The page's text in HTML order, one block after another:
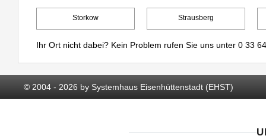
Storkow Strausberg
Ihr Ort nicht dabei? Kein Problem rufen Sie uns unter 0 33
© 2004 - 2026 by Systemhaus Eisenhüttenstadt (EHST)